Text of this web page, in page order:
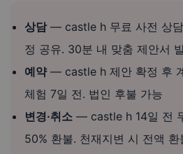
상담— castle h 무료 사전 상담.
정 공유. 30분 내 맞춤 제안서
예약— castle h 제안 확정 후
체험 7일 전. 법인 후불 가능
변경·취소 — castle h 14일 전
50% 환불. 천재지변 시 전액